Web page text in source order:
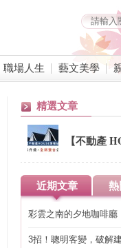
職場人生 藝文美學
精選文章
【不動產
併公告
近期文章 熱
彩雲之南的夕地咖啡廳
3招！聰明客變，破解